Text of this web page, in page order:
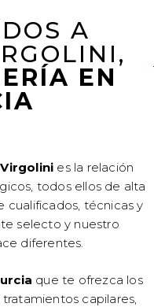
A
EN
es la relación
todos ellos de alta
cualificados, técnicas y
selecto y nuestro
diferentes.
que te ofrezca los
capilares,